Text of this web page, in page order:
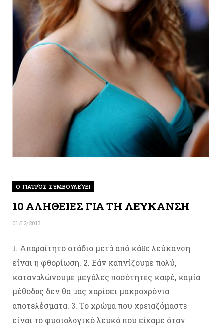
O ΓΙΑΤΡΌΣ ΣΥΜΒΟΥΛΕΎΕΙ
10 ΑΛΗΘΕΙΕΣ ΓΙΑ ΤΗ ΛΕΥΚΑΝΣΗ
01/12/2013
1. Απαραίτητο στάδιο μετά από κάθε λεύκανση
είναι η φθορίωση. 2. Εάν καπνίζουμε πολύ,
καταναλώνουμε μεγάλες ποσότητες καφέ, καμία
μέθοδος δεν θα μας χαρίσει μακροχρόνια
αποτελέσματα. 3. Το χρώμα που χρειαζόμαστε
είναι το φυσιολογικό λευκό που είχαμε όταν